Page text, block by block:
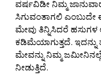
ವರ್ಷವಿಡೀ ನಿಮ್ಮ
ಸಿಗುವಂತಾಗಲಿ
ಮೇವು ತಿನ್ನಿಸಿದರೆ ಹಸುಗಳ
ಕಡಿಮೆಯಾಗುತ್ತದೆ. ಇದನ್ನು
ಮೇವನ್ನು ನಿಮ್ಮ
ನೀಡುತ್ತಿದೆ.